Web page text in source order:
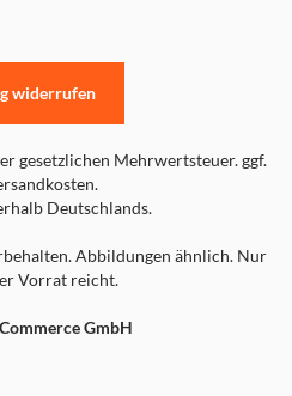
gesetzlichen Mehrwertsteuer. ggf.
Deutschlands.
Abbildungen ähnlich. Nur
Vorrat reicht.
GmbH
widerrufen